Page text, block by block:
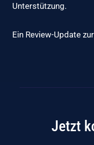
Unterstützung.
Ein Review-Update
Jetzt